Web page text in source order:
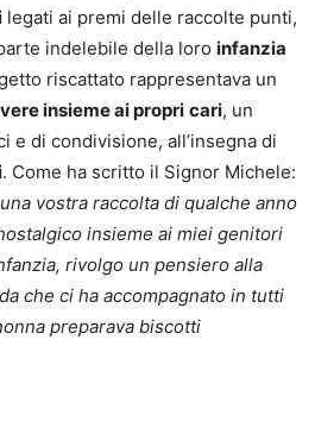
legati ai premi delle raccolte punti,
indelebile della loro infanzia
riscattato rappresentava un
insieme ai propri cari, un
e di condivisione, all’insegna di
. Come ha scritto il Signor Michele:
vostra raccolta di qualche anno
insieme ai miei genitori
rivolgo un pensiero alla
che ci ha accompagnato in tutti
preparava biscotti